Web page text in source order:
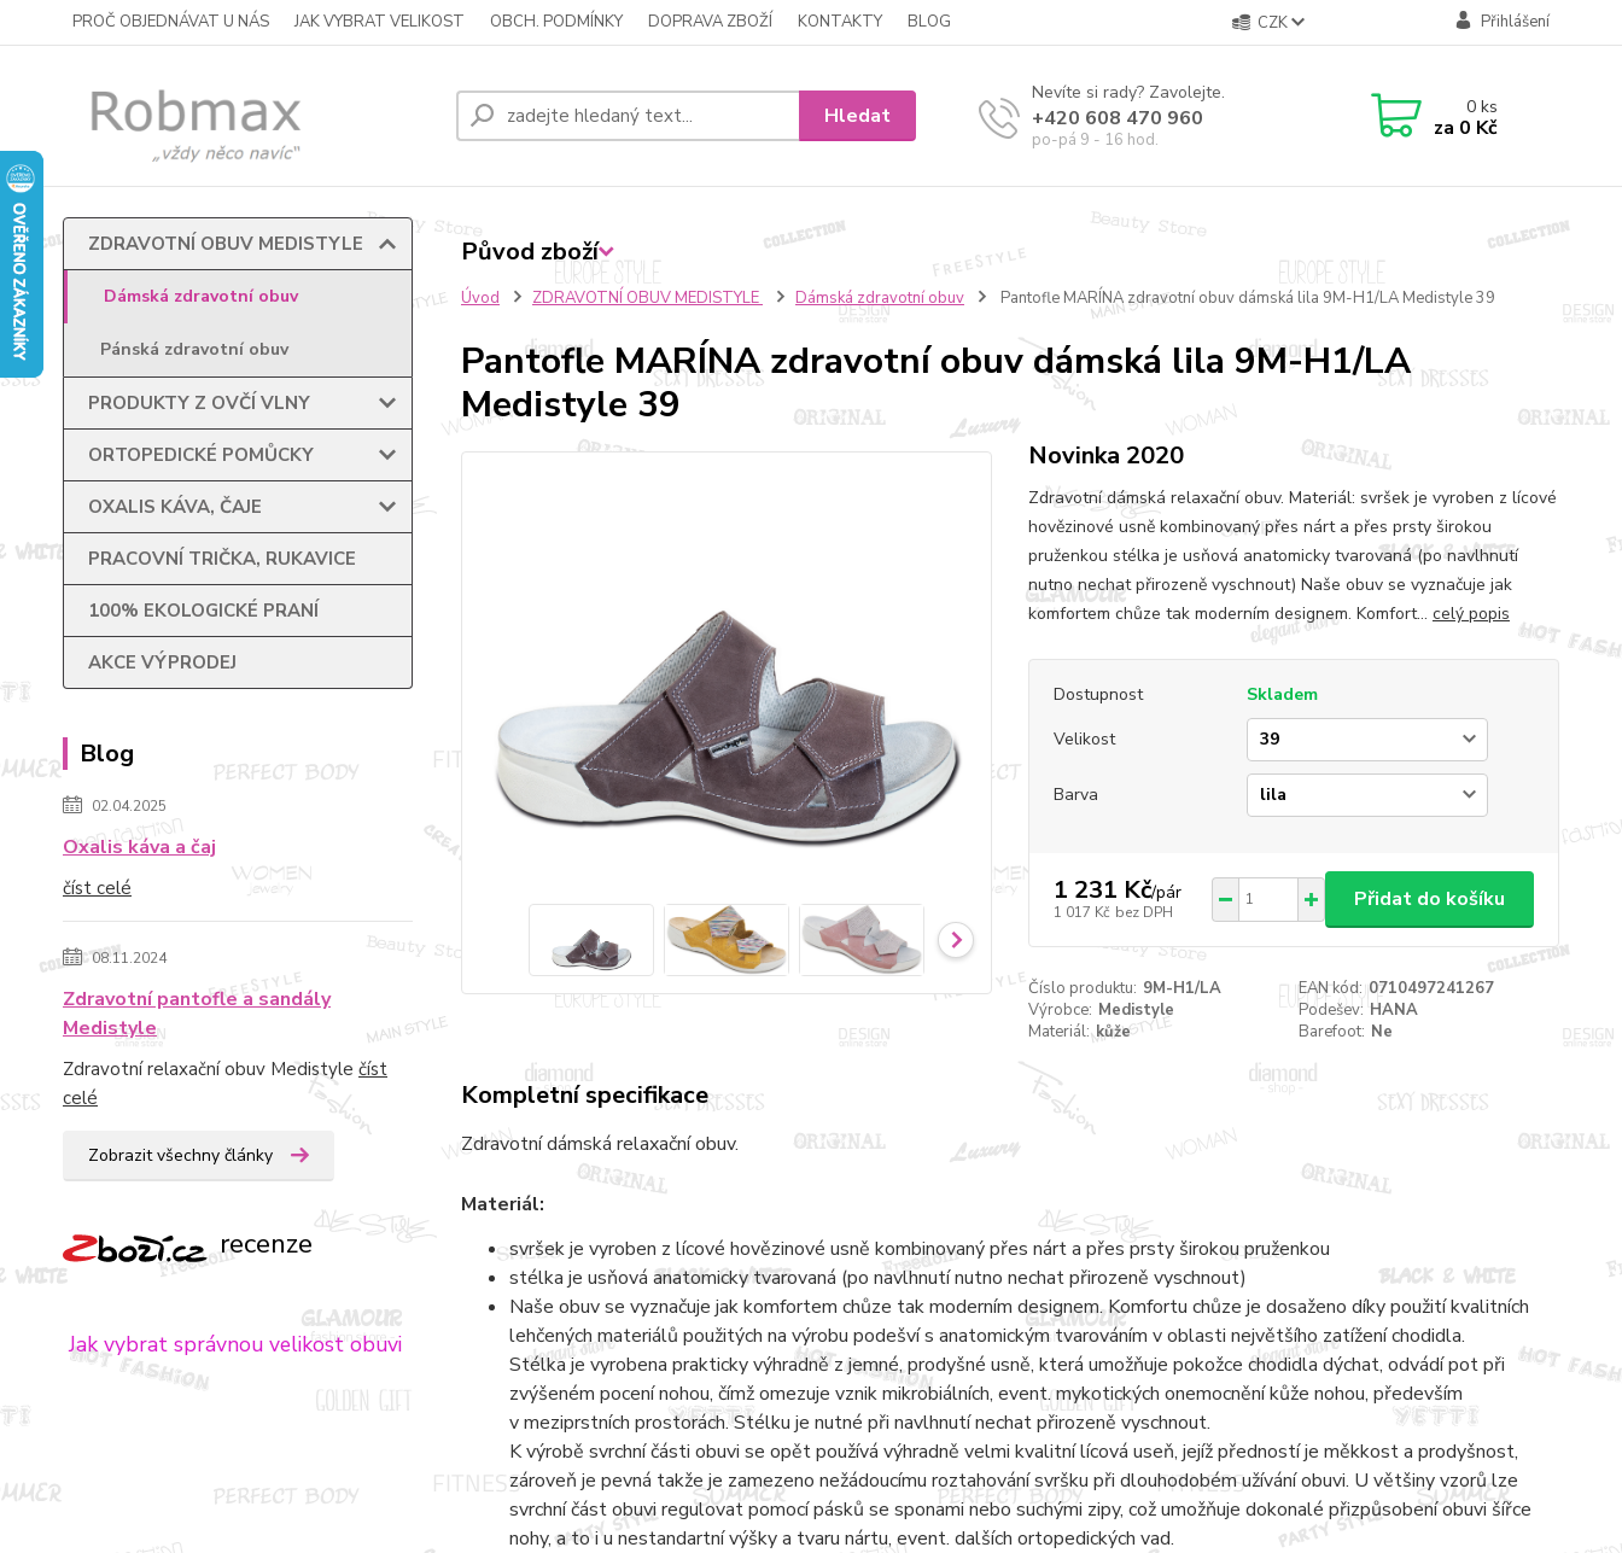
PROČ OBJEDNÁVAT U NÁS JAK VYBRAT VELIKOST OBCH. PODMÍNKY DOPRAVA ZBOŽÍ KONTAKTY BLOG CZK Přihlášení
Hledat
Nevíte si rady? Zavolejte.
+420 608 470 960
po-pá 9 - 16 hod.
0ks
za 0 Kč
ZDRAVOTNÍ OBUV MEDISTYLE
Dámská zdravotní obuv
Pánská zdravotní obuv
PRODUKTY Z OVČÍ VLNY
ORTOPEDICKÉ POMŮCKY
OXALIS KÁVA, ČAJE
PRACOVNÍ TRIČKA, RUKAVICE
100% EKOLOGICKÉ PRANÍ
AKCE VÝPRODEJ
Blog
02.04.2025
Oxalis káva a čaj
číst celé
08.11.2024
Zdravotní pantofle a sandály
Medistyle
Zdravotní relaxační obuv Medistyle číst
celé
Zobrazit všechny články
recenze
Jak vybrat správnou velikost obuvi
Úvod ZDRAVOTNÍ OBUV MEDISTYLE Dámská zdravotní obuv Pantofle MARÍNA zdravotní obuv dámská lila 9M-H1/LA Medistyle 39
Pantofle MARÍNA zdravotní obuv dámská lila 9M-H1/LA
Medistyle 39
Novinka 2020
Zdravotní dámská relaxační obuv. Materiál: svršek je vyroben z lícové
hovězinové usně kombinovaný přes nárt a přes prsty širokou
pruženkou stélka je usňová anatomicky tvarovaná (po navlhnutí
nutno nechat přirozeně vyschnout) Naše obuv se vyznačuje jak
komfortem chůze tak moderním designem. Komfort... celý popis
Dostupnost
Skladem
Velikost
Barva
1 231 Kč/pár
1 017 Kč bez DPH
Přidat do košíku
Číslo produktu: 9M-H1/LA EAN kód: 0710497241267
Výrobce: Medistyle Podešev: HANA
Materiál: kůže Barefoot: Ne
Kompletní specifikace
Zdravotní dámská relaxační obuv.
Materiál:
svršek je vyroben z lícové hovězinové usně kombinovaný přes nárt a přes prsty širokou pruženkou
stélka je usňová anatomicky tvarovaná (po navlhnutí nutno nechat přirozeně vyschnout)
Naše obuv se vyznačuje jak komfortem chůze tak moderním designem. Komfortu chůze je dosaženo díky použití kvalitních
lehčených materiálů použitých na výrobu podešví s anatomickým tvarováním v oblasti největšího zatížení chodidla.
Stélka je vyrobena prakticky výhradně z jemné, prodyšné usně, která umožňuje pokožce chodidla dýchat, odvádí pot při
zvýšeném pocení nohou, čímž omezuje vznik mikrobiálních, event. mykotických onemocnění kůže nohou, především
v meziprstních prostorách. Stélku je nutné při navlhnutí nechat přirozeně vyschnout.
K výrobě svrchní části obuvi se opět používá výhradně velmi kvalitní lícová useň, jejíž předností je měkkost a prodyšnost,
zároveň je pevná takže je zamezeno nežádoucímu roztahování svršku při dlouhodobém užívání obuvi. U většiny vzorů lze
svrchní část obuvi regulovat pomocí pásků se sponami nebo suchými zipy, což umožňuje dokonalé přizpůsobení obuvi šířce
nohy, a to i u nestandartní výšky a tvaru nártu, event. dalších ortopedických vad.
Původ zboží